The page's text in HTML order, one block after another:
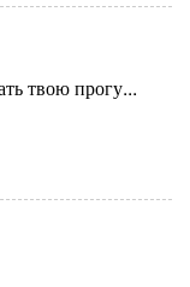
твою прогу...